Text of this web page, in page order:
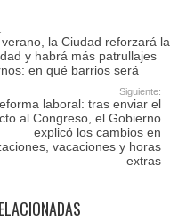
la Ciudad reforzará la
y habrá más patrullajes
en qué barrios será
Siguiente:
laboral: tras enviar el
al Congreso, el Gobierno
explicó los cambios en
vacaciones y horas
extras